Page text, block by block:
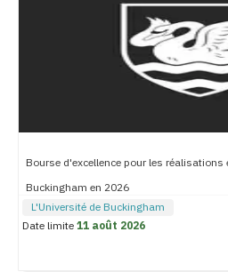
Bourse d'excellence pour les réalisations
Buckingham en 2026
L'Université de Buckingham
Date limite11 août 2026